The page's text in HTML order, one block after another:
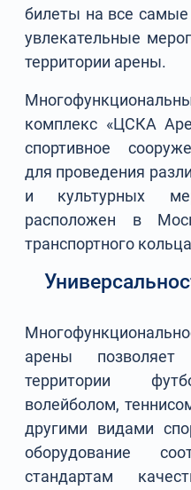
билеты на все
увлекательные
территории арены.
комплекс «ЦСКА
спортивное
для проведения
и культурных
расположен в
транспортного
арены
территории
волейболом,
другими видами
оборудование
стандартам